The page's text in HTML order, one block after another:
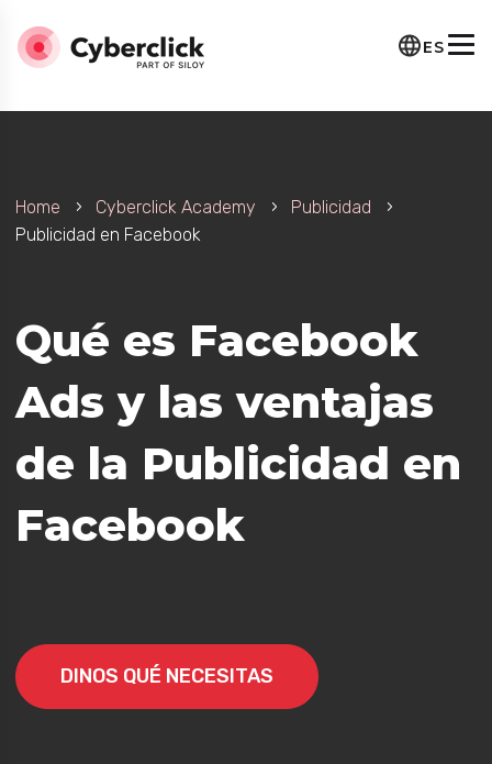
ES
Home Cyberclick Academy
Publicidad
Publicidad en Facebook
Qué es Facebook
Ads y las ventajas
de la Publicidad en
Facebook
DINOS QUÉ NECESITAS